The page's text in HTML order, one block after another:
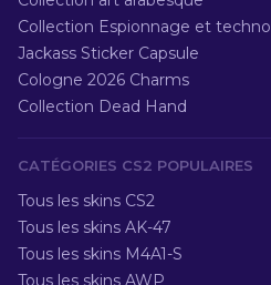
Collection Espionnage et
Jackass Sticker Capsule
Cologne 2026 Charms
Collection Dead Hand
CATÉGORIES CS2 POPULAIRES
Tous les skins CS2
Tous les skins AK-47
Tous les skins M4A1-S
Tous les skins AWP